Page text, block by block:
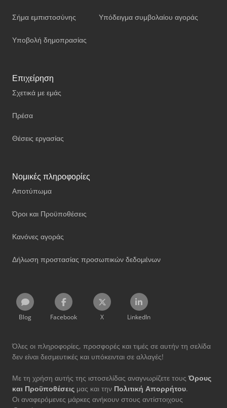
Σήμα εμπιστοσύνης
Υποβολή δημοπρασίας
Υπόδειγμα συμβολαίου αγοράς
Επιχείρηση
Σχετικά με εμάς
Πρέσα
Θέσεις εργασίας
Νομικές πληροφορίες
Αποτύπωμα
Όροι και Προϋποθέσεις
Κανόνες αγοράς
Δήλωση προστασίας προσωπικών δεδομένων
Blog Facebook X LinkedIn
Όλες οι πληροφορίες, προσφορές και τιμές σε αυτήν τη σελίδα
δεν είναι δεσμευτικές και υπόκεινται σε αλλαγές!
Με τη χρήση αυτής της ιστοσελίδας αναγνωρίζετε τους Όρους
και Προϋποθέσεις μας και την Πολιτική Απορρήτου.
Οι αναφερόμενες μάρκες ανήκουν στους αντίστοιχους